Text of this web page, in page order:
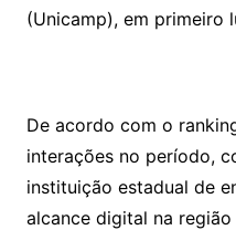
(Unicamp), em primeiro
De acordo com o
interações no período,
instituição estadual de
alcance digital na